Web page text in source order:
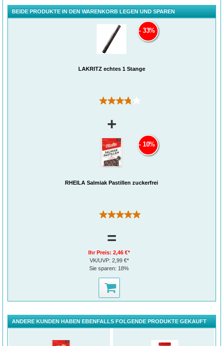
BEIDE PRODUKTE IN DEN WARENKORB LEGEN UND SPAREN
LAKRITZ echtes 1 Stange
(10)
33%
+
RHEILA Salmiak Pastillen zuckerfrei
(1)
10%
=
Ihr Preis:2,46 €*
VK/UVP: 2,99 €*
Sie sparen: 18%
ANDERE KUNDEN HABEN EBENFALLS FOLGENDE PRODUKTE GEKAUFT